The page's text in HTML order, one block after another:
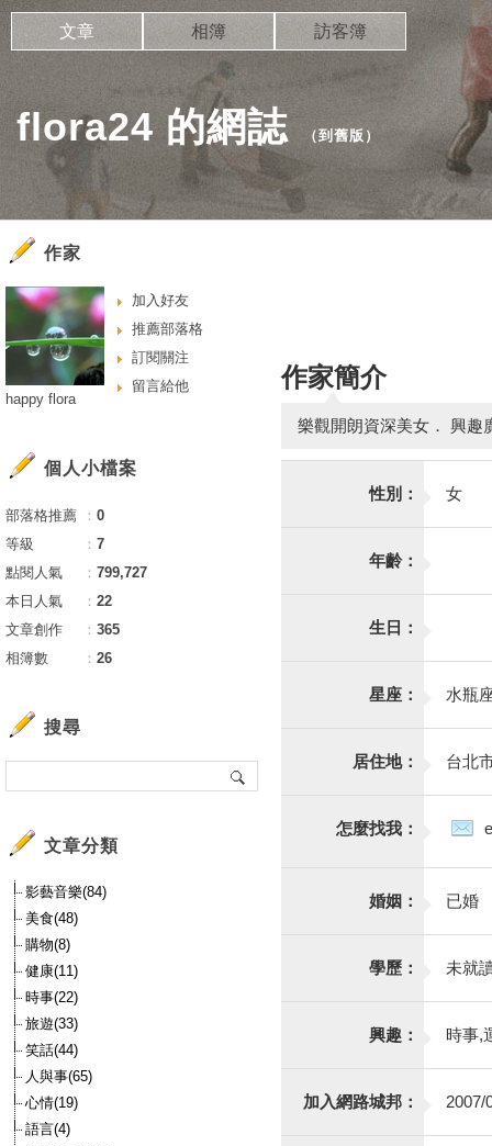
flora24 的網誌（到舊版 ）
文章 相簿 訪客簿
作家簡介
樂觀開朗資深美女． 興趣
性別： 女
年齡：
生日：
星座： 水瓶
居住地： 台北
怎麼找我：
婚姻： 已婚
學歷： 未就
興趣： 時事,
加入網路城邦： 2007/
作家
加入好友
推薦部落格
訂閱關注
留言給他
happy flora
個人小檔案
部落格推薦 ： 0
等級
： 7
點閱人氣
： 799,727
本日人氣
： 22
文章創作
： 365
相簿數
： 26
搜尋
文章分類
影藝音樂(84)
美食(48)
購物(8)
健康(11)
時事(22)
旅遊(33)
笑話(44)
人與事(65)
心情(19)
語言(4)